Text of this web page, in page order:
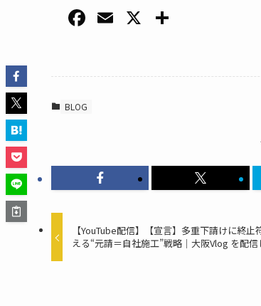
F
e
k
E
l
X
BLOG
【YouTube配信】【宣言】多重下請けに終
える“元請＝自社施工”戦略｜大阪Vlog を配信